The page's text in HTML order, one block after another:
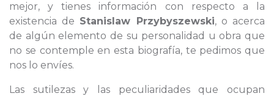
mejor, y tienes información con respecto a la
existencia de Stanislaw Przybyszewski, o acerca
de algún elemento de su personalidad u obra que
no se contemple en esta biografía, te pedimos que
nos lo envíes.
Las sutilezas y las peculiaridades que ocupan